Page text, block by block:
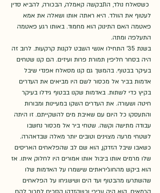
כשסאלח נולד, התבקשה קאמלה, הבכורה, להביא סדין
לעטוף את הוולד. היא ראתה אותו ושאלה את אמא
פאטמה האם התינוק הוא מחמוד. באותו רגע פאטמה
התעלפה ומתה.
בשנת 35' התחילו אנשי השבט לקנות קרקעות. לרוב זה
היה בסחר חליפין תמורת פרות ועיזים. הם קנו שטחים
בעיקר בבטוף. בהמשך גם קנו מסאלח אפנדי שיבל
אדמות בביר אל מכסור לשם היו מביאים את העדרים
בקיץ כדי לשתות. באדמות שקנו בבטוף גידלו בעיקר
חיטה ושעורה. את העדרים השקו במעיינות ומבורות
והתעסקו כל היום עם שאיבת מים להשקייתם. זו היתה
עבודה מתישה וקשה. שטחי ביר אל מכסור נחשבו
לשטחי מרעה מצוינים וטובים יותר מאלה שבדאהרה.
כשאבו שיבל הזדקן, הוא שם לב שהפלאחים האריסים
שלו מרמים אותו ביבול אותו אמורים היו לחלוק איתו. אז
הוא ביקש מהחוג'יראתים שישמרו על האדמות שלו
שהשתרעו מהבטוף ועד הים ושישגיחו על הפלאחים